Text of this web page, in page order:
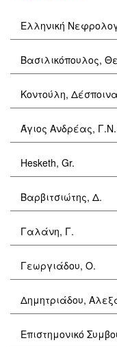
Ελληνική
Βασιλικόπουλος,
Κοντούλη, Δέσποινα
Άγιος Ανδρέας,
Hesketh, Gr.
Βαρβιτσιώτης, Δ.
Γαλάνη, Γ.
Γεωργιάδου, Ο.
Δημητριάδου,
Επιστημονικό